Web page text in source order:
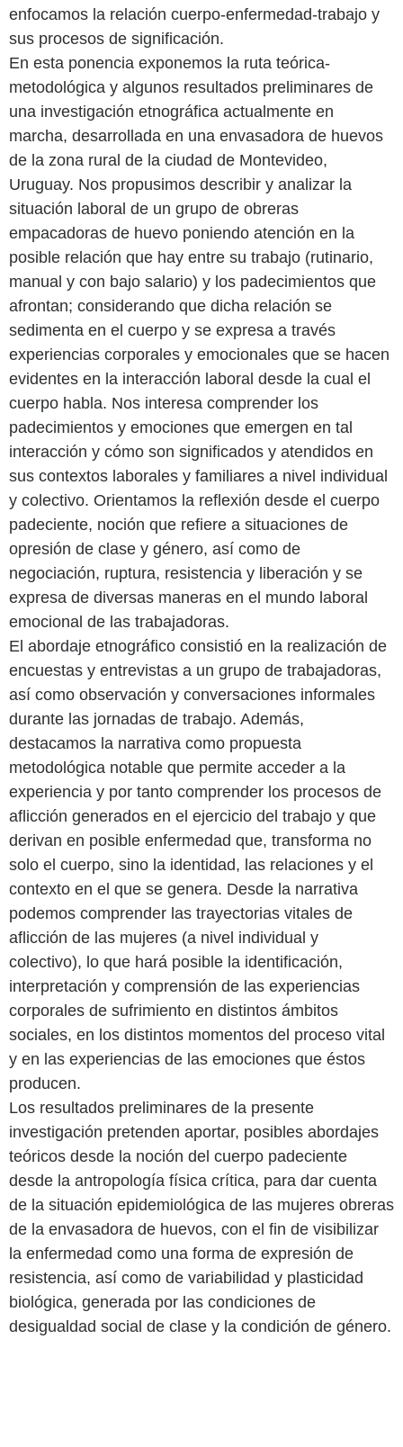
enfocamos la relación cuerpo-enfermedad-trabajo y
sus procesos de significación.
En esta ponencia exponemos la ruta teórica-
metodológica y algunos resultados preliminares de
una investigación etnográfica actualmente en
marcha, desarrollada en una envasadora de huevos
de la zona rural de la ciudad de Montevideo,
Uruguay. Nos propusimos describir y analizar la
situación laboral de un grupo de obreras
empacadoras de huevo poniendo atención en la
posible relación que hay entre su trabajo (rutinario,
manual y con bajo salario) y los padecimientos que
afrontan; considerando que dicha relación se
sedimenta en el cuerpo y se expresa a través
experiencias corporales y emocionales que se hacen
evidentes en la interacción laboral desde la cual el
cuerpo habla. Nos interesa comprender los
padecimientos y emociones que emergen en tal
interacción y cómo son significados y atendidos en
sus contextos laborales y familiares a nivel individual
y colectivo. Orientamos la reflexión desde el cuerpo
padeciente, noción que refiere a situaciones de
opresión de clase y género, así como de
negociación, ruptura, resistencia y liberación y se
expresa de diversas maneras en el mundo laboral
emocional de las trabajadoras.
El abordaje etnográfico consistió en la realización de
encuestas y entrevistas a un grupo de trabajadoras,
así como observación y conversaciones informales
durante las jornadas de trabajo. Además,
destacamos la narrativa como propuesta
metodológica notable que permite acceder a la
experiencia y por tanto comprender los procesos de
aflicción generados en el ejercicio del trabajo y que
derivan en posible enfermedad que, transforma no
solo el cuerpo, sino la identidad, las relaciones y el
contexto en el que se genera. Desde la narrativa
podemos comprender las trayectorias vitales de
aflicción de las mujeres (a nivel individual y
colectivo), lo que hará posible la identificación,
interpretación y comprensión de las experiencias
corporales de sufrimiento en distintos ámbitos
sociales, en los distintos momentos del proceso vital
y en las experiencias de las emociones que éstos
producen.
Los resultados preliminares de la presente
investigación pretenden aportar, posibles abordajes
teóricos desde la noción del cuerpo padeciente
desde la antropología física crítica, para dar cuenta
de la situación epidemiológica de las mujeres obreras
de la envasadora de huevos, con el fin de visibilizar
la enfermedad como una forma de expresión de
resistencia, así como de variabilidad y plasticidad
biológica, generada por las condiciones de
desigualdad social de clase y la condición de género.